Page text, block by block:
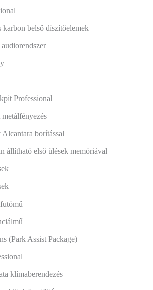
karbon belső díszítőelemek
Professional
borítással
állítható első ülések memóriával
(Park Assist Package)
klímaberendezés